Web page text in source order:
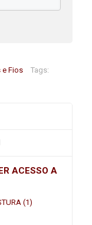
e Fios Tags:
ACESSO A
(1)